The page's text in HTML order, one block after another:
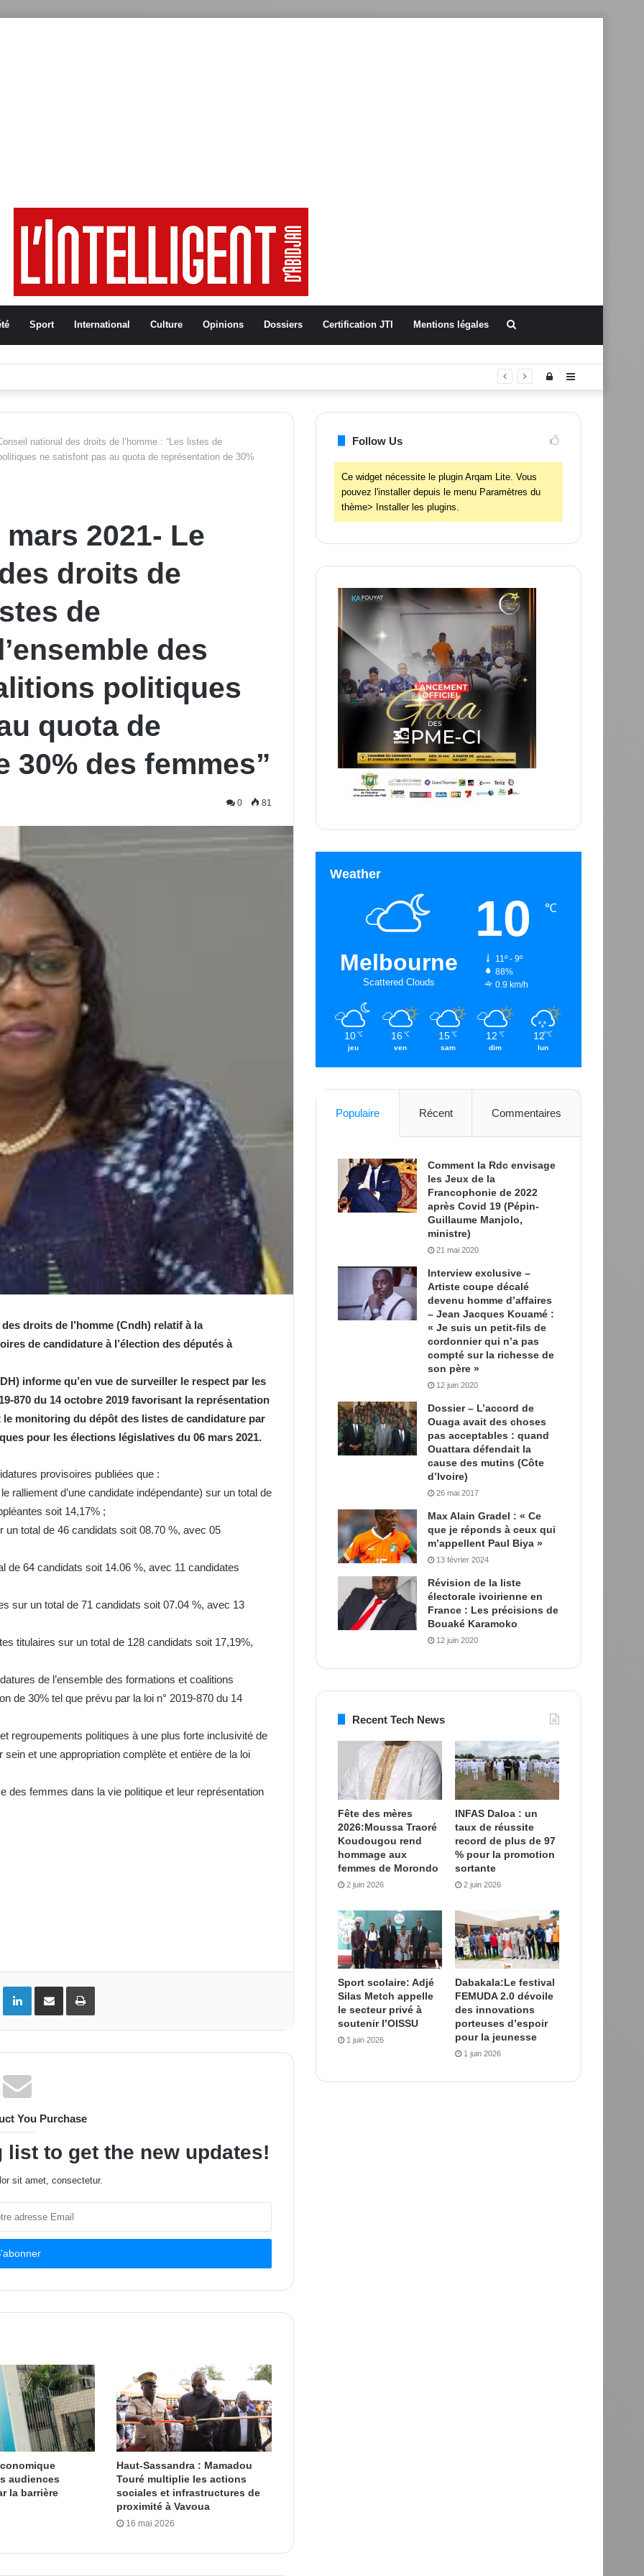
Sport International Culture Opinions Dossiers Certification JTI Mentions légales
Sidebar
Connexion
national des droits de l’homme : “Les listes de
ne satisfont pas au quota de représentation de 30%
2021- Le
droits de
de
des
politiques
quota de
30% des femmes”
0 81
droits de l’homme (Cndh) relatif à la
de candidature à l’élection des députés à
informe qu’en vue de surveiller le respect par les
870 du 14 octobre 2019 favorisant la représentation
monitoring du dépôt des listes de candidature par
pour les élections législatives du 06 mars 2021.
provisoires publiées que :
ralliement d’une candidate indépendante) sur un total de
soit 14,17% ;
total de 46 candidats soit 08.70 %, avec 05
de 64 candidats soit 14.06 %, avec 11 candidates
sur un total de 71 candidats soit 07.04 %, avec 13
titulaires sur un total de 128 candidats soit 17,19%,
de l’ensemble des formations et coalitions
de 30% tel que prévu par la loi n° 2019-870 du 14
regroupements politiques à une plus forte inclusivité de
et une appropriation complète et entière de la loi
des femmes dans la vie politique et leur représentation
Twitter LinkedinPartager par email Imprimer
You Purchase
to get the new updates!
sit amet, consectetur.
audiences
la barrière
Haut-Sassandra : Mamadou
Touré multiplie les actions
sociales et infrastructures de
proximité à Vavoua
16 mai 2026
Follow Us
Ce widget nécessite le plugin Arqam Lite. Vous
pouvez l'installer depuis le menu Paramètres du
thème> Installer les plugins.
Weather
Melbourne
Scattered Clouds
10 ℃
11º - 9º
88%
0.9 km/h
10 ℃
jeu
16 ℃
ven
15 ℃
sam
12 ℃
dim
12 ℃
lun
Populaire Récent Commentaires
Comment la Rdc envisage
les Jeux de la
Francophonie de 2022
après Covid 19 (Pépin-
Guillaume Manjolo,
ministre)
21 mai 2020
Interview exclusive –
Artiste coupe décalé
devenu homme d’affaires
– Jean Jacques Kouamé :
« Je suis un petit-fils de
cordonnier qui n’a pas
compté sur la richesse de
son père »
12 juin 2020
Dossier – L’accord de
Ouaga avait des choses
pas acceptables : quand
Ouattara défendait la
cause des mutins (Côte
d’Ivoire)
26 mai 2017
Max Alain Gradel : « Ce
que je réponds à ceux qui
m’appellent Paul Biya »
13 février 2024
Révision de la liste
électorale ivoirienne en
France : Les précisions de
Bouaké Karamoko
12 juin 2020
Recent Tech News
Fête des mères
2026:Moussa Traoré
Koudougou rend
hommage aux
femmes de Morondo
2 juin 2026
INFAS Daloa : un
taux de réussite
record de plus de 97
% pour la promotion
sortante
2 juin 2026
Sport scolaire: Adjé
Silas Metch appelle
le secteur privé à
soutenir l’OISSU
1 juin 2026
Dabakala:Le festival
FEMUDA 2.0 dévoile
des innovations
porteuses d’espoir
pour la jeunesse
1 juin 2026